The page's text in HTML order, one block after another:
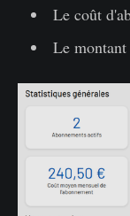
Le coût
Le